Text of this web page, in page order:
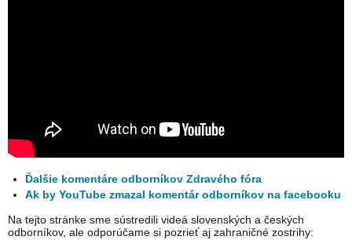
Ďalšie komentáre odborníkov Zdravého fóra
Ak by YouTube zmazal komentár odborníkov na facebooku
Na tejto stránke sme sústredili videá slovenských a českých
odborníkov, ale odporúčame si pozrieť aj zahraničné zostrihy: